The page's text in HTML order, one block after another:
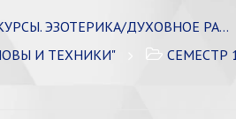
ЭЗОТЕРИКА/ДУХОВНОЕ РАЗВИТИЕ
И ТЕХНИКИ"
СЕМЕСТР